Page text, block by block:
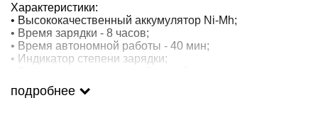
Характеристики:
• Высококачественный аккумулятор Ni-Mh;
• Время зарядки - 8 часов;
• Время автономной работы - 40 мин;
• Индикатор степени зарядки;
• Нескользящий корпус с рифленой поверхностью;
• Вес - 120 г.
подробнее